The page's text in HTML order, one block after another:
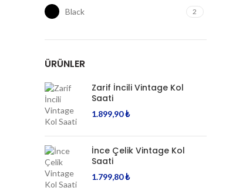
Black 2
ÜRÜNLER
Zarif İncili Vintage Kol
Saati
1.899,90₺
İnce Çelik Vintage Kol
Saati
1.799,80₺